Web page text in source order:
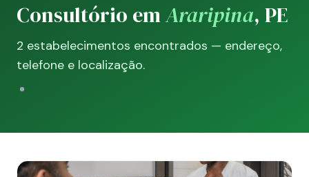
Consultório emAraripina, PE
2 estabelecimentos encontrados — endereço,
telefone e localização.